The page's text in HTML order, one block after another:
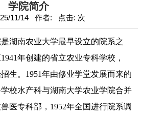
学院简介
11/14 作者: 点击: 次
湖南农业大学最早设立的院系之
年创建的省立农业专科学校，
生。1951年由修业学堂发展而来的
校水产科与湖南大学农业学院合并
医专科部，1952年全国进行院系调